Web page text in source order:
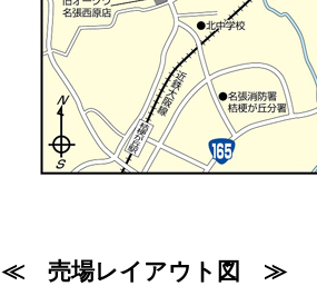
≪ 売場レイアウト図 ≫